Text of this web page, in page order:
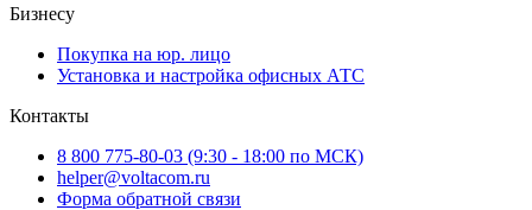
Бизнесу
Покупка на юр. лицо
Установка и настройка офисных АТС
Контакты
8 800 775-80-03 (9:30 - 18:00 по МСК)
helper@voltacom.ru
Форма обратной связи